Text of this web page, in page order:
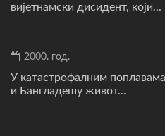
вијетнамски дисидент, који...
2000. год.
У катастрофалним
и Бангладешу живот...